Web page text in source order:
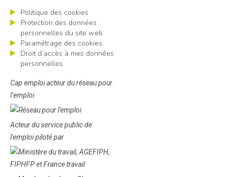
Politique des cookies
Protection des données
personnelles du site web
Paramétrage des cookies
Droit d’accès à mes données
personnelles
Cap emploi acteur du réseau pour
l’emploi
Acteur du service public de
l'emploi piloté par